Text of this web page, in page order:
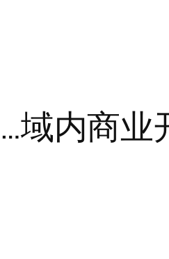
域内商